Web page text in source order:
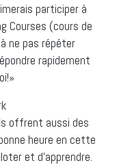
participer à
Courses (cours de
ne pas répéter
rapidement
offrent aussi des
heure en cette
et d’apprendre.